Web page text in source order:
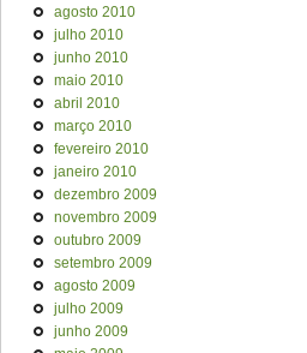
agosto 2010
julho 2010
junho 2010
maio 2010
abril 2010
março 2010
fevereiro 2010
janeiro 2010
dezembro 2009
novembro 2009
outubro 2009
setembro 2009
agosto 2009
julho 2009
junho 2009